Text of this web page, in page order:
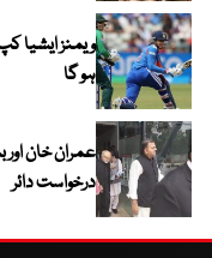
ہو گا
عمران خان
درخواست دائر